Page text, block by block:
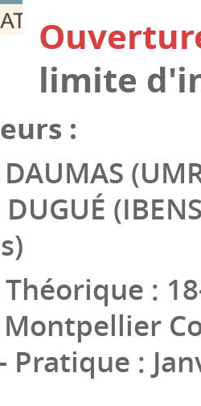
limite
:
(
Théorique :
Pratique :